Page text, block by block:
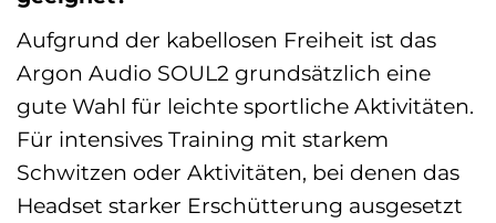
Aufgrund der kabellosen Freiheit ist das
Argon Audio SOUL2 grundsätzlich eine
gute Wahl für leichte sportliche Aktivitäten.
Für intensives Training mit starkem
Schwitzen oder Aktivitäten, bei denen das
Headset starker Erschütterung ausgesetzt